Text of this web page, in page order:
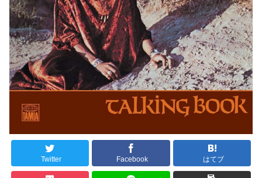
Twitter Facebook はてブ